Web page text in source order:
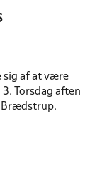
sig af at være
Torsdag aften
Brædstrup.